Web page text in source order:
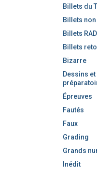
Billets du
Billets
Billets
Billets
Bizarre
Dessins
Épreuves
Fautés
Faux
Grading
Grands
Inédit